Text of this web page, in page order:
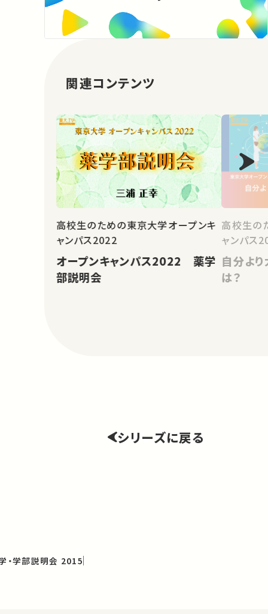
関連コンテンツ
高校生のための東京大学オープンキ
ャンパス2022
オープンキャンパス2022 薬学
部説明会
高校生の
ャンパス
自分よ
は？
シリーズに戻る
・学部説明会 2015